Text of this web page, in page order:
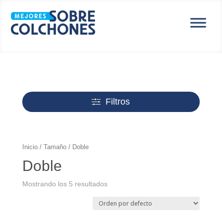
Inicio/ Tamaño/ Doble
Doble
Mostrando los 5 resultados
Filtros